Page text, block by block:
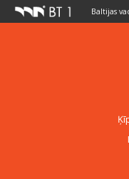
Baltijas